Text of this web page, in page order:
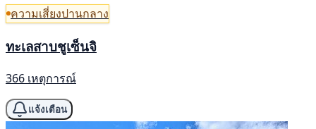
ความเสี่ยงปานกลาง
ทะเลสาบชูเซ็นจิ
366 เหตุการณ์
แจ้งเตือน